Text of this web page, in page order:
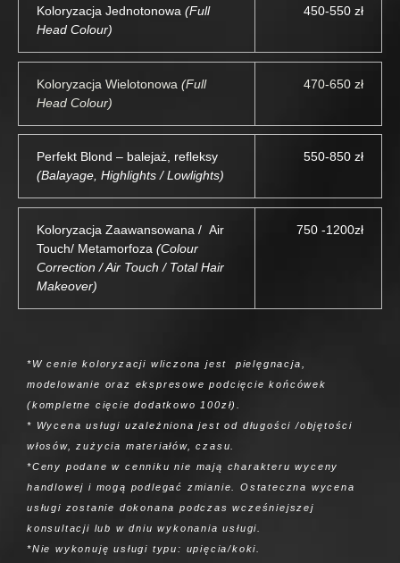
Koloryzacja Jednotonowa (Full
Head Colour)
450-550 zł
Koloryzacja Wielotonowa (Full
Head Colour)
470-650 zł
Perfekt Blond – balejaż, refleksy
(Balayage, Highlights / Lowlights)
550-850 zł
Koloryzacja Zaawansowana / Air
Touch/ Metamorfoza (Colour
Correction / Air Touch / Total Hair
Makeover)
750 -1200zł
*W cenie koloryzacji wliczona jest pielęgnacja,
modelowanie oraz ekspresowe podcięcie końcówek
(kompletne cięcie dodatkowo 100zł).
* Wycena usługi uzależniona jest od długości /objętości
włosów, zużycia materiałów, czasu.
*Ceny podane w cenniku nie mają charakteru wyceny
handlowej i mogą podlegać zmianie. Ostateczna wycena
usługi zostanie dokonana podczas wcześniejszej
konsultacji lub w dniu wykonania usługi.
*Nie wykonuję usługi typu: upięcia/koki.